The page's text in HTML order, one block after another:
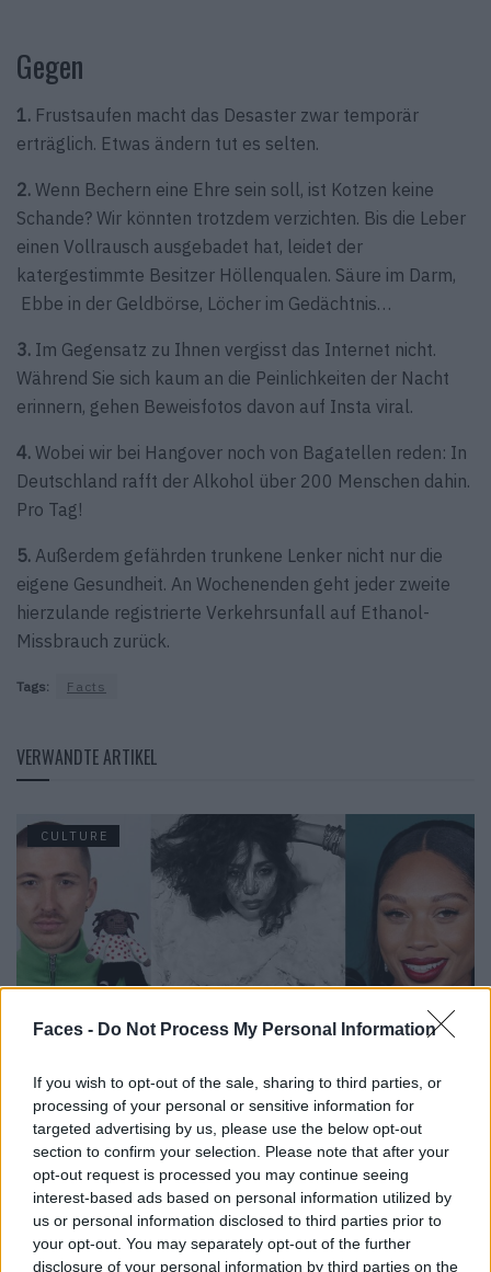
Faces - Do Not Process My Personal Information
If you wish to opt-out of the sale, sharing to third parties, or
processing of your personal or sensitive information for
targeted advertising by us, please use the below opt-out
section to confirm your selection. Please note that after your
opt-out request is processed you may continue seeing
interest-based ads based on personal information utilized by
us or personal information disclosed to third parties prior to
your opt-out. You may separately opt-out of the further
disclosure of your personal information by third parties on the
Gegen
1. Frustsaufen macht das Desaster zwar temporär
erträglich. Etwas ändern tut es selten.
2. Wenn Bechern eine Ehre sein soll, ist Kotzen keine
Schande? Wir könnten trotzdem verzichten. Bis die Leber
einen Vollrausch ausgebadet hat, leidet der
katergestimmte Besitzer Höllenqualen. Säure im Darm,
Ebbe in der Geldbörse, Löcher im Gedächtnis…
3. Im Gegensatz zu Ihnen vergisst das Internet nicht.
Während Sie sich kaum an die Peinlichkeiten der Nacht
erinnern, gehen Beweisfotos davon auf Insta viral.
4. Wobei wir bei Hangover noch von Bagatellen reden: In
Deutschland rafft der Alkohol über 200 Menschen dahin.
Pro Tag!
5. Außerdem gefährden trunkene Lenker nicht nur die
eigene Gesundheit. An Wochenenden geht jeder zweite
hierzulande registrierte Verkehrsunfall auf Ethanol-
Missbrauch zurück.
Tags: Facts
VERWANDTE ARTIKEL
CULTURE
The Faces im Juni 2026
CULTURE